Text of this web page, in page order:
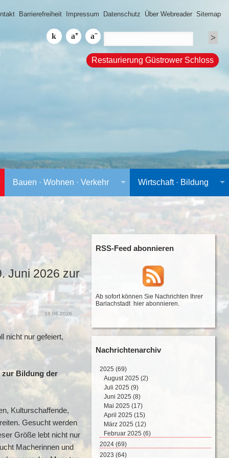
Barrierefreiheit Impressum Datenschutz Über Webreader Sitemap
Restaurierung Güstrower Schloss
Bauen · Wohnen · Verkehr Wirtschaft · Bildung
Juni 2026 zur
16.06.2026
nicht nur gefeiert,
zur Bildung der
Kulturschaffende,
Gesucht werden
Größe lebt nicht nur
Macherinnen und
RSS-Feed abonnieren
Ab sofort können Sie Nachrichten Ihrer
Barlachstadthier abonnieren
Nachrichtenarchiv
2025(69)
August 2025 (2)
Juli 2025 (9)
Juni 2025 (8)
Mai 2025 (17)
April 2025 (15)
März 2025 (12)
Februar 2025 (6)
2024(69)
Dezember 2024 (2)
2023(64)